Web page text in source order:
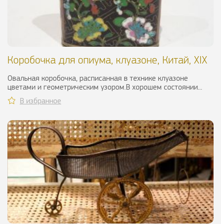
Коробочка для опиума, клуазоне, Китай, XIX
Овальная коробочка, расписанная в технике клуазоне
цветами и геометрическим узором.В хорошем состоянии...
В избранное